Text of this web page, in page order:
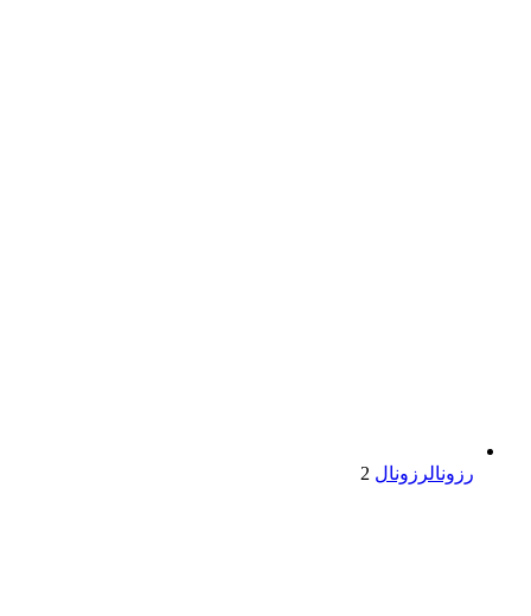
رزونالرزونال 2